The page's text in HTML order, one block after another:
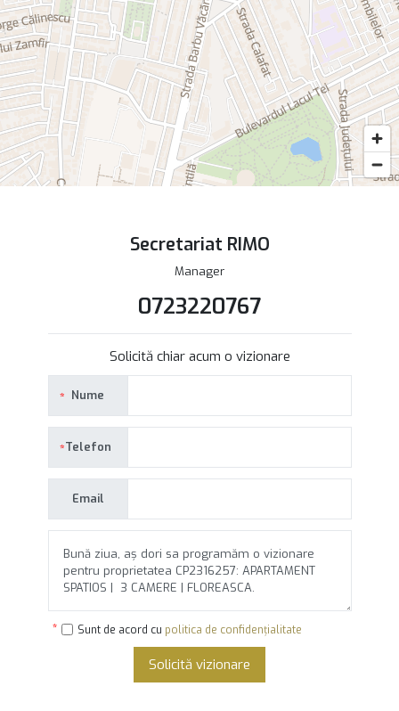
Secretariat RIMO
Manager
0723220767
Solicită chiar acum o vizionare
Nume
Telefon
Email
Sunt de acord cu politica de confidențialitate
Solicită vizionare